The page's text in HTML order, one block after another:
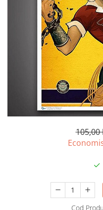
Battletech
Final Girl - solo game
Miniaturi Arkham Horror
Miniaturi HEROCLIX
Accesorii pentru
Protectii carti (Sleeves)
Deck Boxes/Cutii pentru
Alte produse Hobby
105,00
Cod